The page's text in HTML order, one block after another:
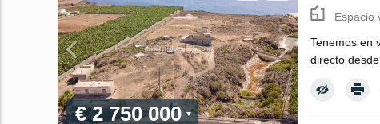
€ 2 750 000
Espacio
Tenemos en
directo